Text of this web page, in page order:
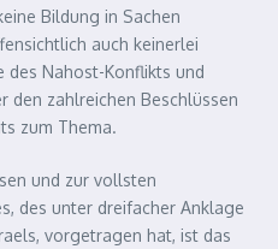
Bildung in Sachen
auch keinerlei
des Nahost-Konflikts und
zahlreichen Beschlüssen
zum Thema.
und zur vollsten
des unter dreifacher Anklage
vorgetragen hat, ist das